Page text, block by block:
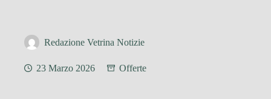
Redazione Vetrina Notizie
23 Marzo 2026 Offerte